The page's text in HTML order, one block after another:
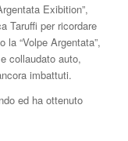
Exibition”,
Taruffi per ricordare
la “Volpe Argentata”,
collaudato auto,
imbattuti.
ed ha ottenuto